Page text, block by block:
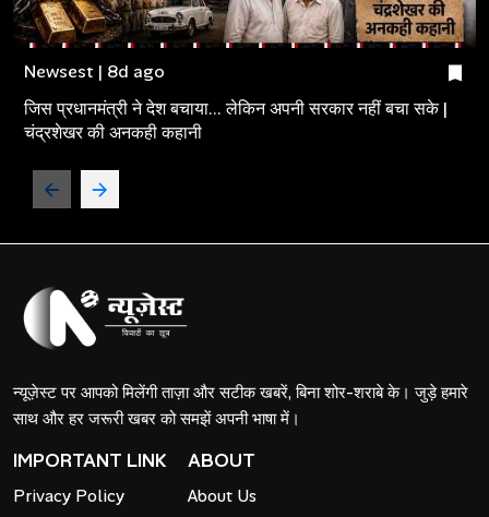
Newsest | 8d ago
जिस प्रधानमंत्री ने देश बचाया... लेकिन अपनी सरकार नहीं बचा सके |
चंद्रशेखर की अनकही कहानी
न्यूज़ेस्ट पर आपको मिलेंगी ताज़ा और सटीक खबरें, बिना शोर-शराबे के। जुड़े हमारे
साथ और हर जरूरी खबर को समझें अपनी भाषा में।
IMPORTANT LINK
Privacy Policy
ABOUT
About Us